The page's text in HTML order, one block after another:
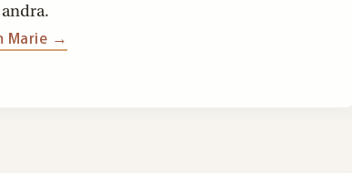
Marie →